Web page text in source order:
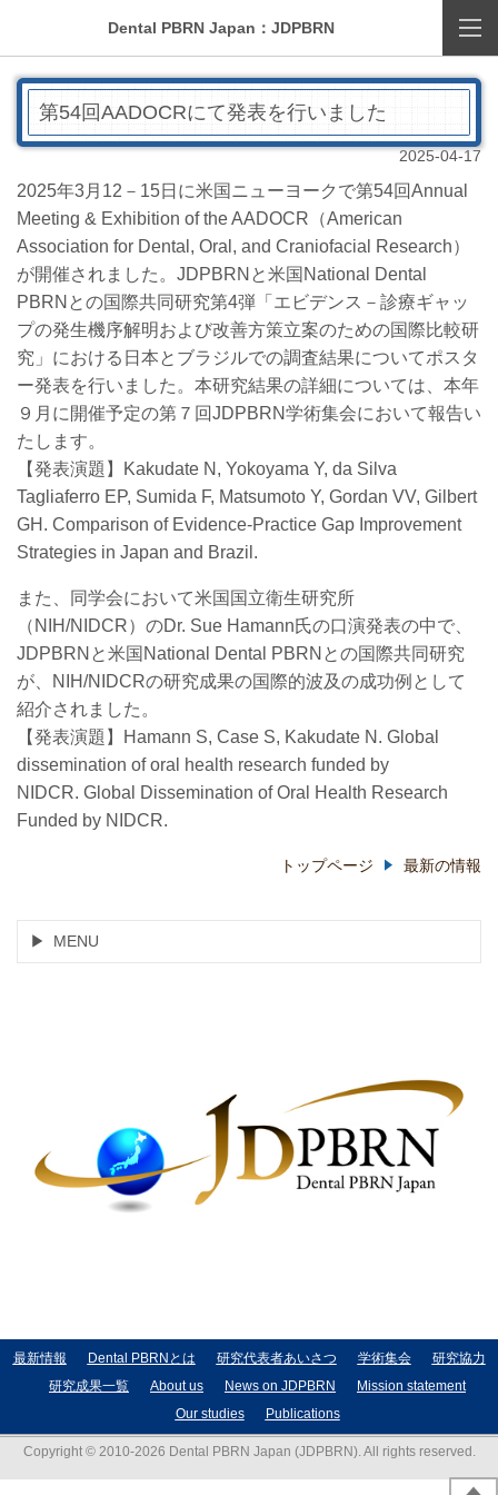
Dental PBRN Japan：JDPBRN
第54回AADOCRにて発表を行いました
2025-04-17
2025年3月12－15日に米国ニューヨークで第54回Annual
Meeting & Exhibition of the AADOCR（American
Association for Dental, Oral, and Craniofacial Research）
が開催されました。JDPBRNと米国National Dental
PBRNとの国際共同研究第4弾「エビデンス－診療ギャッ
プの発生機序解明および改善方策立案のための国際比較研
究」における日本とブラジルでの調査結果についてポスタ
ー発表を行いました。本研究結果の詳細については、本年
９月に開催予定の第７回JDPBRN学術集会において報告い
たします。
【発表演題】Kakudate N, Yokoyama Y, da Silva
Tagliaferro EP, Sumida F, Matsumoto Y, Gordan VV, Gilbert
GH. Comparison of Evidence-Practice Gap Improvement
Strategies in Japan and Brazil.
また、同学会において米国国立衛生研究所
（NIH/NIDCR）のDr. Sue Hamann氏の口演発表の中で、
JDPBRNと米国National Dental PBRNとの国際共同研究
が、NIH/NIDCRの研究成果の国際的波及の成功例として
紹介されました。
【発表演題】Hamann S, Case S, Kakudate N. Global
dissemination of oral health research funded by
NIDCR. Global Dissemination of Oral Health Research
Funded by NIDCR.
トップページ 最新の情報
MENU
最新情報 Dental PBRNとは 研究代表者あいさつ 学術集会
研究協力
研究成果一覧
About us News on JDPBRN
Mission statement
Our studies
Publications
Copyright © 2010-2026 Dental PBRN Japan (JDPBRN). All rights reserved.